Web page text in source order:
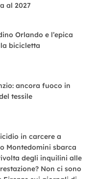
al 2027
Orlando e l’epica
bicicletta
ancora fuoco in
tessile
in carcere a
Montedomini sbarca
degli inquilini alle
Non ci sono